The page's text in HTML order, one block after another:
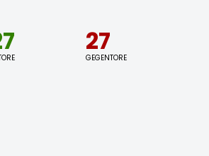
27
GEGENTORE